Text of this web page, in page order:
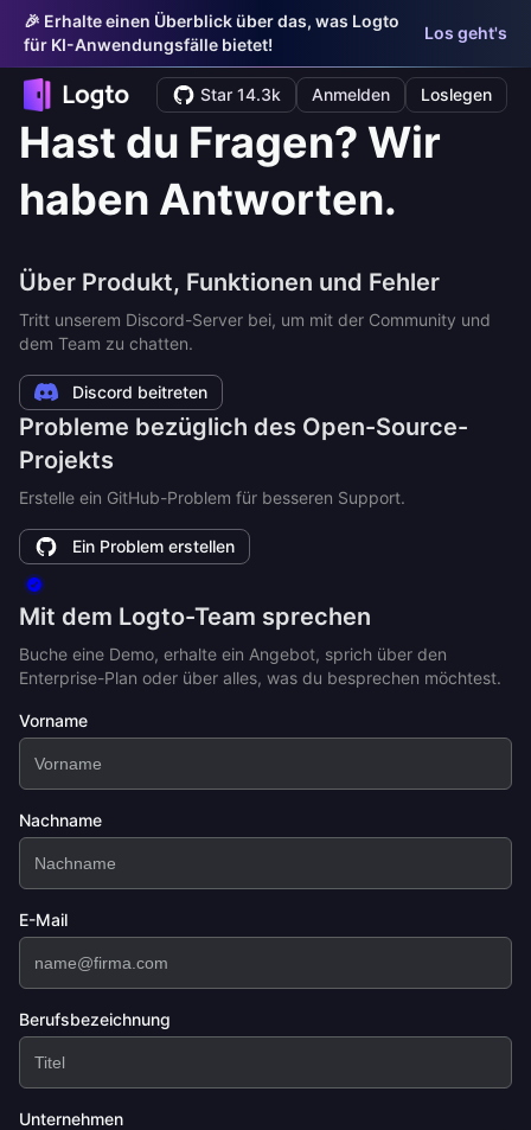
🎉 Erhalte einen Überblick über das, was Logto
für KI-Anwendungsfälle bietet!
Los geht's
Star 14.3k Anmelden Loslegen
Hast du Fragen? Wir
haben Antworten.
Über Produkt, Funktionen und Fehler
Tritt unserem Discord-Server bei, um mit der Community und
dem Team zu chatten.
Discord beitreten
Probleme bezüglich des Open-Source-
Projekts
Erstelle ein GitHub-Problem für besseren Support.
Ein Problem erstellen
Mit dem Logto-Team sprechen
Buche eine Demo, erhalte ein Angebot, sprich über den
Enterprise-Plan oder über alles, was du besprechen möchtest.
Vorname
Nachname
E-Mail
Berufsbezeichnung
Unternehmen